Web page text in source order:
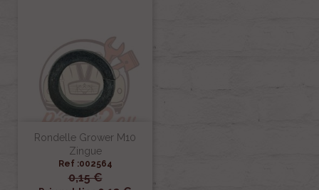
Rondelle Grower M10
Zingue
Ref :002564
0,15 €